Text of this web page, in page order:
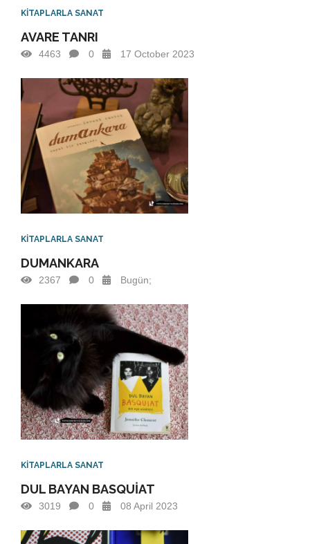
KİTAPLARLA SANAT
AVARE TANRI
4463 0 17 October 2023
KİTAPLARLA SANAT
DUMANKARA
2367 0 Bugün;
KİTAPLARLA SANAT
DUL BAYAN BASQUİAT
3019 0 08 April 2023